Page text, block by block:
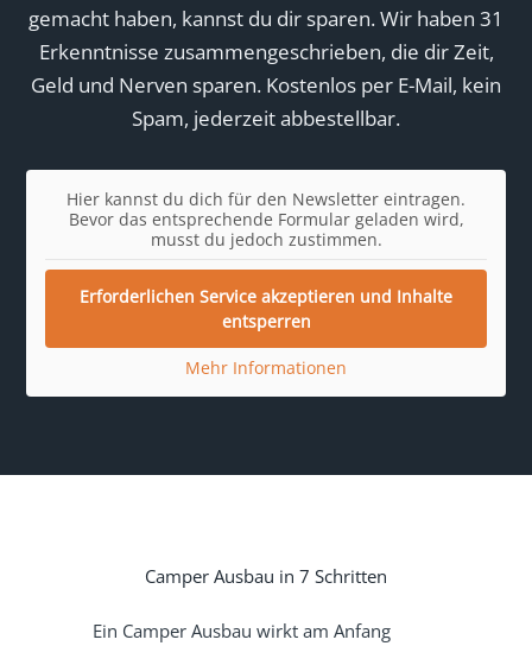
gemacht haben, kannst du dir sparen. Wir haben 31
Erkenntnisse zusammengeschrieben, die dir Zeit,
Geld und Nerven sparen. Kostenlos per E-Mail, kein
Spam, jederzeit abbestellbar.
Hier kannst du dich für den Newsletter eintragen.
Bevor das entsprechende Formular geladen wird,
musst du jedoch zustimmen.
Erforderlichen Service akzeptieren und Inhalte
entsperren
Mehr Informationen
Camper Ausbau in 7 Schritten
Ein Camper Ausbau wirkt am Anfang